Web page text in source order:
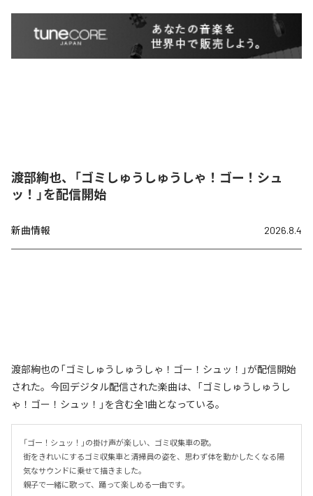
渡部絢也、「ゴミしゅうしゅうしゃ！ゴー！シュ
ッ！」を配信開始
新曲情報 2026.8.4
渡部絢也の「ゴミしゅうしゅうしゃ！ゴー！シュッ！」が配信開始
された。今回デジタル配信された楽曲は、「ゴミしゅうしゅうし
ゃ！ゴー！シュッ！」を含む全1曲となっている。
「ゴー！シュッ！」の掛け声が楽しい、ゴミ収集車の歌。
街をきれいにするゴミ収集車と清掃員の姿を、思わず体を動かしたくなる陽
気なサウンドに乗せて描きました。
親子で一緒に歌って、踊って楽しめる一曲です。